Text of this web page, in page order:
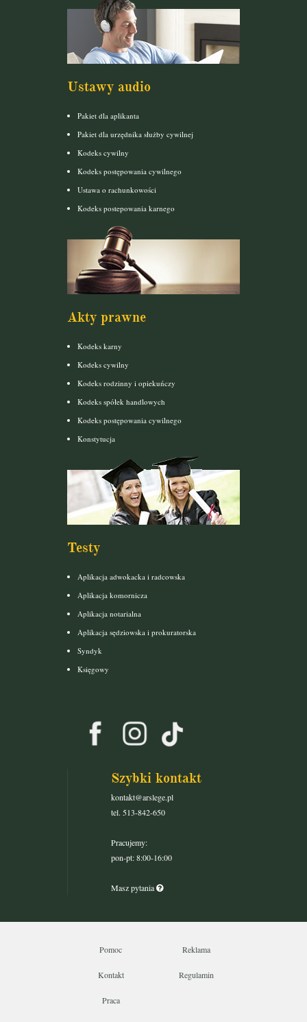
Ustawy audio
Pakiet dla aplikanta
Pakiet dla urzędnika służby cywilnej
Kodeks cywilny
Kodeks postępowania cywilnego
Ustawa o rachunkowości
Kodeks postepowania karnego
Akty prawne
Kodeks karny
Kodeks cywilny
Kodeks rodzinny i opiekuńczy
Kodeks spółek handlowych
Kodeks postępowania cywilnego
Konstytucja
Testy
Aplikacja adwokacka i radcowska
Aplikacja komornicza
Aplikacja notarialna
Aplikacja sędziowska i prokuratorska
Syndyk
Księgowy
Szybki kontakt
kontakt@arslege.pl
tel. 513-842-650
Pracujemy:
pon-pt: 8:00-16:00
Masz pytania
Pomoc Reklama
Kontakt Regulamin
Praca